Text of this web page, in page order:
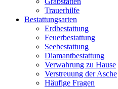
Trauerhilfe
Bestattungsarten
Erdbestattung
Feuerbestattung
Seebestattung
Diamantbestattung
Verwahrung zu Hause
Verstreuung der Asche
Häufige Fragen